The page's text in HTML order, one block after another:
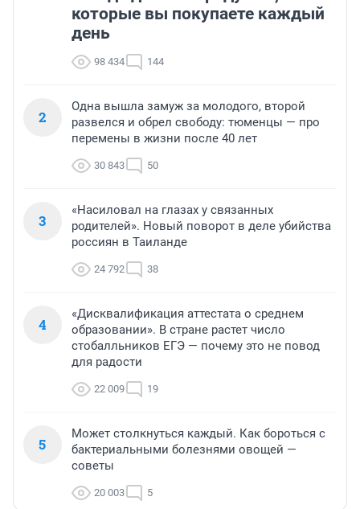
которые вы покупаете каждый
день
98 434 144
2
Одна вышла замуж за молодого, второй
развелся и обрел свободу: тюменцы — про
перемены в жизни после 40 лет
30 843 50
3
«Насиловал на глазах у связанных
родителей». Новый поворот в деле убийства
россиян в Таиланде
24 792 38
4
«Дисквалификация аттестата о среднем
образовании». В стране растет число
стобалльников ЕГЭ — почему это не повод
для радости
22 009 19
5
Может столкнуться каждый. Как бороться с
бактериальными болезнями овощей —
советы
20 003 5